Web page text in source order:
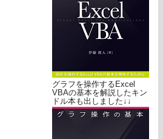
グラフを操作するExcel
VBAの基本を解説したキン
ドル本も出しました↓↓